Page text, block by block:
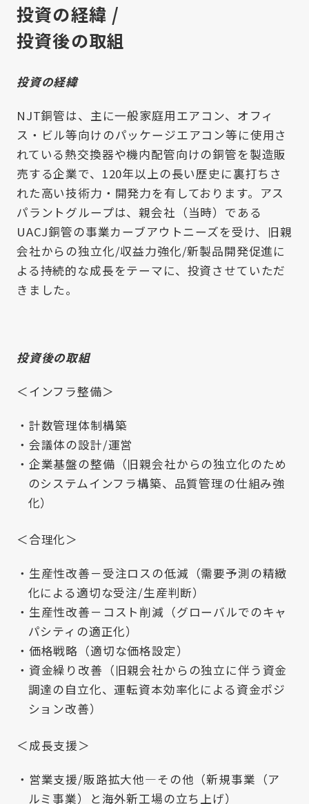
投資の経緯 /
投資後の取組
投資の経緯
NJT銅管は、主に一般家庭用エアコン、オフィ
ス・ビル等向けのパッケージエアコン等に使用さ
れている熱交換器や機内配管向けの銅管を製造販
売する企業で、120年以上の長い歴史に裏打ちさ
れた高い技術力・開発力を有しております。アス
パラントグループは、親会社（当時）である
UACJ銅管の事業カーブアウトニーズを受け、旧親
会社からの独立化/収益力強化/新製品開発促進に
よる持続的な成長をテーマに、投資させていただ
きました。
投資後の取組
＜インフラ整備＞
計数管理体制構築
会議体の設計/運営
企業基盤の整備（旧親会社からの独立化のため
のシステムインフラ構築、品質管理の仕組み強
化）
＜合理化＞
生産性改善－受注ロスの低減（需要予測の精緻
化による適切な受注/生産判断）
生産性改善－コスト削減（グローバルでのキャ
パシティの適正化）
価格戦略（適切な価格設定）
資金繰り改善（旧親会社からの独立に伴う資金
調達の自立化、運転資本効率化による資金ポジ
ション改善）
＜成長支援＞
営業支援/販路拡大他―その他（新規事業（ア
ルミ事業）と海外新工場の立ち上げ）